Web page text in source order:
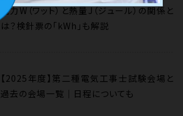
電力W（ワット）と熱量J（ジュール）の関係と
は？検針票の「kWh」も解説
【2025年度】第二種電気工事士試験会場と
過去の会場一覧｜日程についても